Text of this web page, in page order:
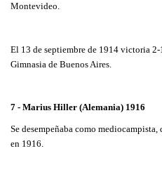
Montevideo.
El 13 de septiembre de 1914 victoria
Gimnasia de Buenos Aires.
7 - Marius Hiller (Alemania) 1916
Se desempeñaba como
en 1916.